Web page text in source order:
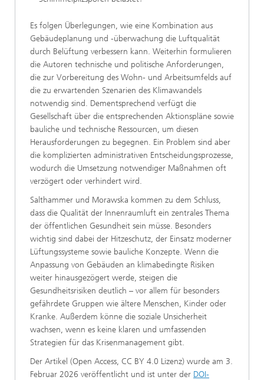
Es folgen Überlegungen, wie eine Kombination aus
Gebäudeplanung und -überwachung die Luftqualität
durch Belüftung verbessern kann. Weiterhin formulieren
die Autoren technische und politische Anforderungen,
die zur Vorbereitung des Wohn- und Arbeitsumfelds auf
die zu erwartenden Szenarien des Klimawandels
notwendig sind. Dementsprechend verfügt die
Gesellschaft über die entsprechenden Aktionspläne sowie
bauliche und technische Ressourcen, um diesen
Herausforderungen zu begegnen. Ein Problem sind aber
die komplizierten administrativen Entscheidungsprozesse,
wodurch die Umsetzung notwendiger Maßnahmen oft
verzögert oder verhindert wird.
Salthammer und Morawska kommen zu dem Schluss,
dass die Qualität der Innenraumluft ein zentrales Thema
der öffentlichen Gesundheit sein müsse. Besonders
wichtig sind dabei der Hitzeschutz, der Einsatz moderner
Lüftungssysteme sowie bauliche Konzepte. Wenn die
Anpassung von Gebäuden an klimabedingte Risiken
weiter hinausgezögert werde, steigen die
Gesundheitsrisiken deutlich – vor allem für besonders
gefährdete Gruppen wie ältere Menschen, Kinder oder
Kranke. Außerdem könne die soziale Unsicherheit
wachsen, wenn es keine klaren und umfassenden
Strategien für das Krisenmanagement gibt.
Der Artikel (Open Access, CC BY 4.0 Lizenz) wurde am 3.
Februar 2026 veröffentlicht und ist unter der DOI-